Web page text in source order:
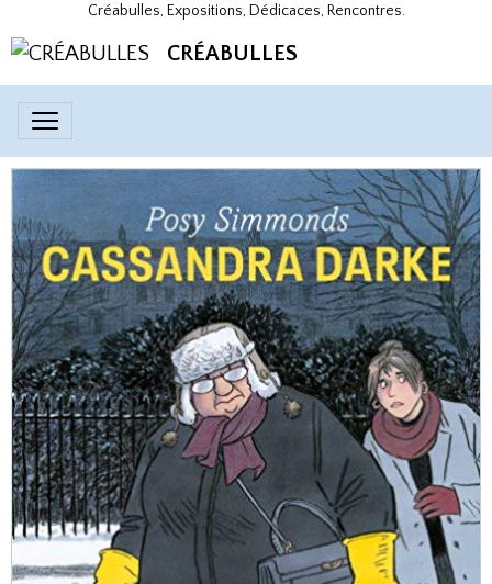
Créabulles, Expositions, Dédicaces, Rencontres.
CRÉABULLES